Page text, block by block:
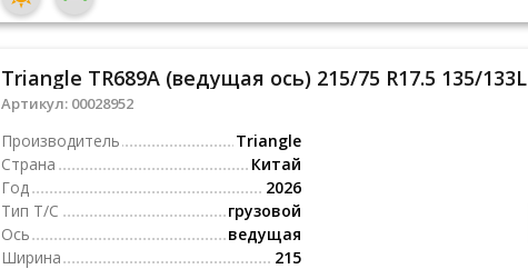
Triangle TR689A (ведущая ось) 215/75 R17.5 135/133L
Артикул: 00028952
Производитель
Triangle
Страна
Китай
Год
2026
Тип Т/С
грузовой
Ось
ведущая
Ширина
215